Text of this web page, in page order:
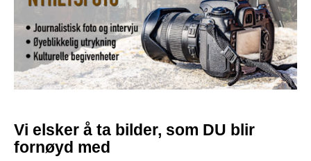
Vi elsker å ta bilder, som DU blir
fornøyd med